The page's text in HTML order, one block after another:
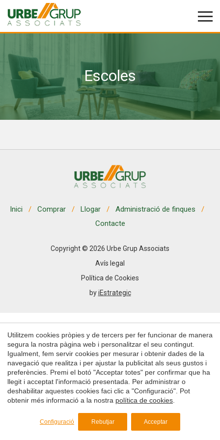
Escoles
Inici Comprar Llogar
Administració de finques
Contacte
Copyright © 2026 Urbe Grup Associats
Avís legal
Política de Cookies
byiEstrategic
Utilitzem cookies pròpies y de tercers per fer funcionar de manera
segura la nostra pàgina web i personalitzar el seu contingut.
Igualment, fem servir cookies per mesurar i obtenir dades de la
navegació que realitza i per ajustar la publicitat als seus gustos i
preferències. Premi el botó "Acceptar totes" per confirmar que ha
llegit i acceptat l'informació presentada. Per administrar o
deshabilitar aquestes cookies faci clic a "Configuració". Pot
obtenir més informació a la nostra política de cookies
Configuració Rebutjar Acceptar
Modificar cookies
Tècniques i funcionals
Sempre activades
de les mateixes. L'usuari té la possibilitat de configurar el
instal·lades al disc dur, encara que haurà de tenir en
compte que aquesta acció podrà ocasionar dificultats de
navegació de la pàgina web.
Analítiques i personalització
Permeten fer el seguiment i l'anàlisi del comportament
mesurament de l'activitat del web per a l'elaboració de
perfils de navegació dels usuaris per introduir millores en
funció de l'anàlisi de les dades d'ús que fan els usuaris del
servei. Permeten desar la informació de preferència de
l'usuari per millorar la qualitat dels nostres serveis i oferir
informació sobre les preferències i les eleccions personals
de l'usuari a través de l'observació continuada dels seus
hàbits de navegació. Gràcies a elles, podem conèixer els
hàbits de navegació al lloc web i mostrar publicitat
relacionada amb el perfil de navegació de l'usuari.
Guardar configuració Acceptar totes